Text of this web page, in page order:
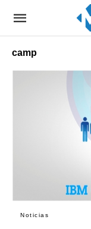
camp
Noticias